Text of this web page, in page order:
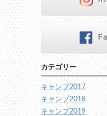
カテゴリー
キャンプ2017
キャンプ2018
キャンプ2019